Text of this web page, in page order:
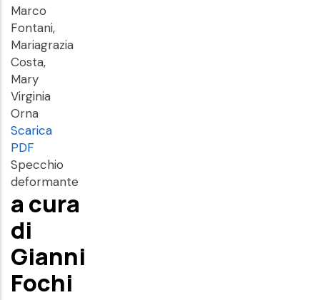
Marco
Fontani,
Mariagrazia
Costa,
Mary
Virginia
Orna
Scarica
PDF
Specchio
deformante
a cura
di
Gianni
Fochi